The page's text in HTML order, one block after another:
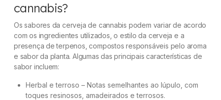
cannabis?
Os sabores da cerveja de cannabis podem variar de acordo
com os ingredientes utilizados, o estilo da cerveja e a
presença de terpenos, compostos responsáveis pelo aroma
e sabor da planta. Algumas das principais características de
sabor incluem:
Herbal e terroso – Notas semelhantes ao lúpulo, com
toques resinosos, amadeirados e terrosos.